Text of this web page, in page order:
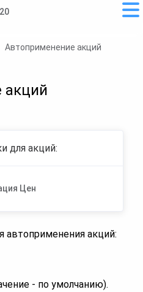
Автоприменение акций
акций
для акций:
Цен
автоприменения акций:
- по умолчанию).